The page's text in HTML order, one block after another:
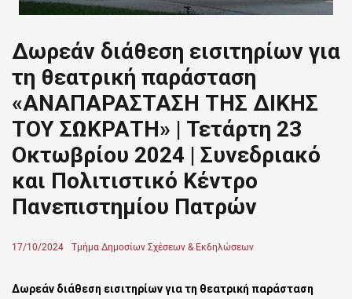
Δωρεάν διάθεση εισιτηρίων για
τη θεατρική παράσταση
«ΑΝΑΠΑΡΑΣΤΑΣΗ ΤΗΣ ΔΙΚΗΣ
ΤΟΥ ΣΩΚΡΑΤΗ» | Τετάρτη 23
Οκτωβρίου 2024 | Συνεδριακό
και Πολιτιστικό Κέντρο
Πανεπιστημίου Πατρών
Posted
17/10/2024 Author
Τμήμα Δημοσίων Σχέσεων & Εκδηλώσεων
Δωρεάν διάθεση εισιτηρίων για τη θεατρική παράσταση